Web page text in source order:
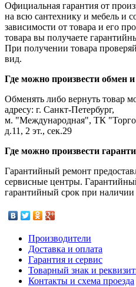
Официальная гарантия от
на всю сантехнику и мебель и
зависимости от товара и его
товара вы получаете
При получении товара
вид.
Где можно произвести обмен
Обменять либо вернуть товар
адресу: г. Санкт-Петербург,
м. "Международная", ТК
д.11, 2 эт., сек.29
Где можно произвести
Гарантийный ремонт
сервисные центры.
гарантийный срок при наличии
Производители
Доставка и оплата
Гарантия и сервис
Товарный знак и
Контакты и схема проезда